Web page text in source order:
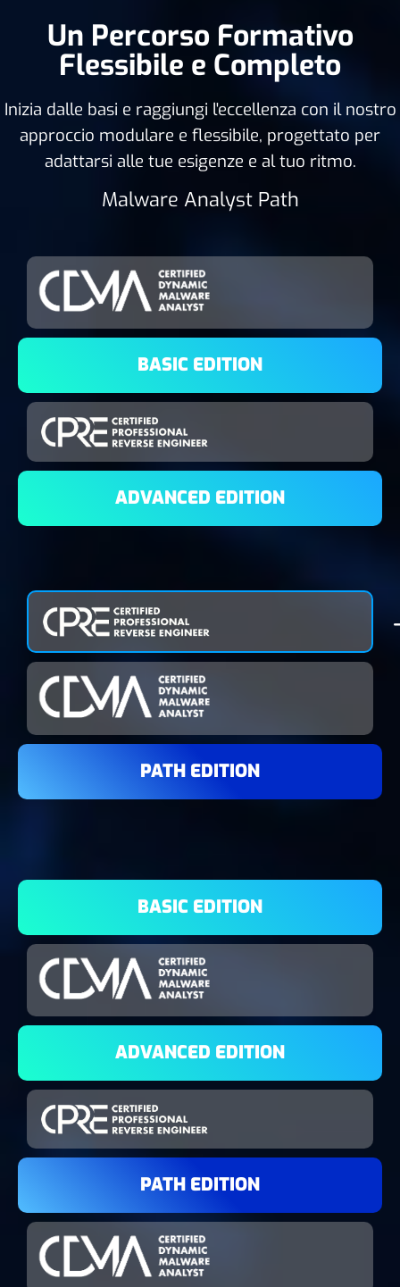
Un Percorso Formativo
Flessibile e Completo
Inizia dalle basi e raggiungi l'eccellenza con il nostro
approccio modulare e flessibile, progettato per
adattarsi alle tue esigenze e al tuo ritmo.
Malware Analyst Path
BASIC EDITION
ADVANCED EDITION
PATH EDITION
BASIC EDITION
ADVANCED EDITION
PATH EDITION